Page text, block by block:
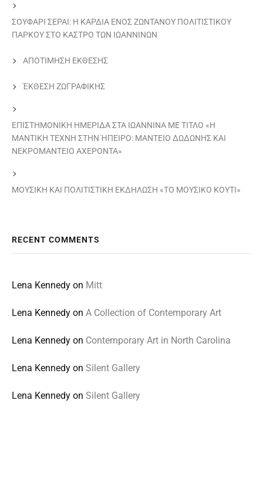
ΣΟΥΦΑΡΙ ΣΕΡΑΙ: Η ΚΑΡΔΙΑ ΕΝΟΣ ΖΩΝΤΑΝΟΥ ΠΟΛΙΤΙΣΤΙΚΟΥ
ΠΑΡΚΟΥ ΣΤΟ ΚΑΣΤΡΟ ΤΩΝ ΙΩΑΝΝΙΝΩΝ
ΑΠΟΤΙΜΗΣΗ ΕΚΘΕΣΗΣ
ΈΚΘΕΣΗ ΖΩΓΡΑΦΙΚΗΣ
ΕΠΙΣΤΗΜΟΝΙΚΗ ΗΜΕΡΙΔΑ ΣΤΑ ΙΩΑΝΝΙΝΑ ΜΕ ΤΙΤΛΟ «Η
ΜΑΝΤΙΚΗ ΤΕΧΝΗ ΣΤΗΝ ΉΠΕΙΡΟ: ΜΑΝΤΕΙΟ ΔΩΔΩΝΗΣ ΚΑΙ
ΝΕΚΡΟΜΑΝΤΕΙΟ ΑΧΕΡΟΝΤΑ»
ΜΟΥΣΙΚΗ ΚΑΙ ΠΟΛΙΤΙΣΤΙΚΗ ΕΚΔΗΛΩΣΗ «ΤΟ ΜΟΥΣΙΚΟ ΚΟΥΤΙ»
RECENT COMMENTS
Lena Kennedy on Mitt
Lena Kennedy on A Collection of Contemporary Art
Lena Kennedy on Contemporary Art in North Carolina
Lena Kennedy on Silent Gallery
Lena Kennedy on Silent Gallery